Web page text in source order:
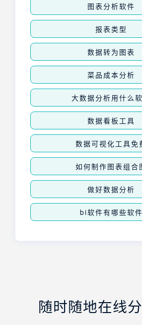
图表分析软件
报表类型
数据转为图表
菜品成本分析
大数据分析用什么
数据看板工具
数据可视化工具免
如何制作图表组合
做好数据分析
bi软件有哪些软件
随时随地在线